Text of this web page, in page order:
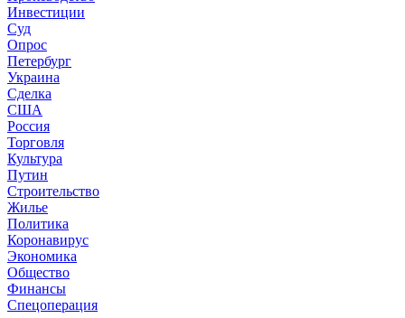
Инвестиции
Суд
Опрос
Петербург
Украина
Сделка
США
Россия
Торговля
Культура
Путин
Строительство
Жилье
Политика
Коронавирус
Экономика
Общество
Финансы
Спецоперация